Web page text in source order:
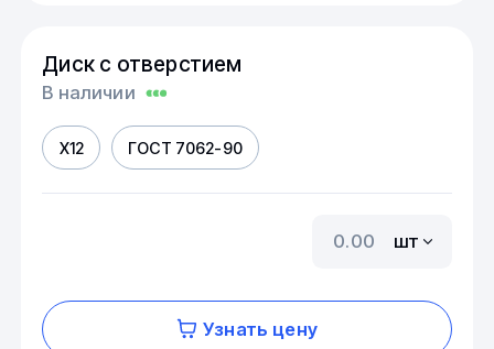
Диск с отверстием
В наличии
Х12 ГОСТ 7062-90
шт
Узнать цену